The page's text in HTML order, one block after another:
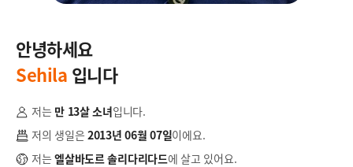
안녕하세요
Sehila 입니다
저는 만 13살 소녀입니다.
저의 생일은2013년 06월 07일이에요.
저는엘살바도르 솔리다리다드에 살고 있어요.